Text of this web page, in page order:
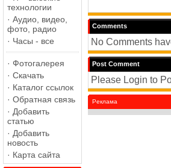
технологии
· Аудио, видео,
фото, радио
· Часы - все
· Фотогалерея
· Скачать
· Каталог ссылок
· Обратная связь
· Добавить
статью
· Добавить
новость
· Карта сайта
Comments
No Comments
Post Comment
Please Login to
Реклама